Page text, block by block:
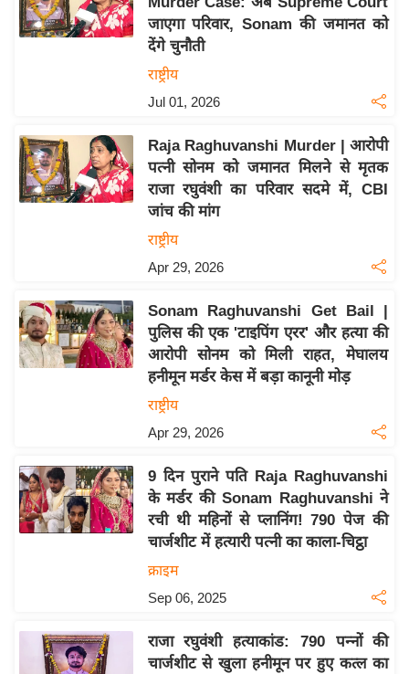
ट
ट
I
P
2
6
क्रा
इ
पे
प
र
जाएगा परिवार, Sonam की जमानत को
देंगे चुनौती
राष्ट्रीय
Jul 01, 2026
Raja Raghuvanshi Murder | आरोपी
पत्नी सोनम को जमानत मिलने से मृतक
राजा रघुवंशी का परिवार सदमे में, CBI
जांच की मांग
राष्ट्रीय
Apr 29, 2026
Sonam Raghuvanshi Get Bail |
पुलिस की एक 'टाइपिंग एरर' और हत्या की
आरोपी सोनम को मिली राहत, मेघालय
हनीमून मर्डर केस में बड़ा कानूनी मोड़
राष्ट्रीय
Apr 29, 2026
9 दिन पुराने पति Raja Raghuvanshi
के मर्डर की Sonam Raghuvanshi ने
रची थी महिनों से प्लानिंग! 790 पेज की
चार्जशीट में हत्यारी पत्नी का काला-चिट्ठा
क्राइम
Sep 06, 2025
राजा रघुवंशी हत्याकांड: 790 पन्नों की
चार्जशीट से खुला हनीमून पर हुए कत्ल का